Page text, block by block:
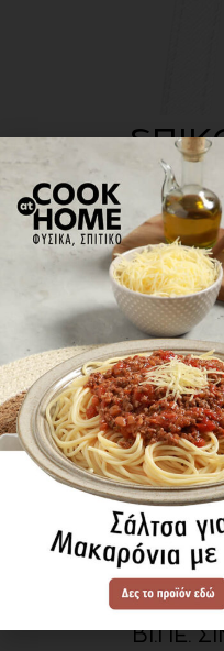
πού
ΓΙΑ
Η
ΒΙ.ΠΕ.